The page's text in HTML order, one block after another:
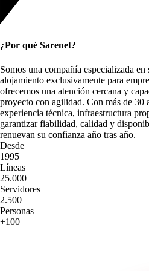
¿Por qué Sarenet?
Somos una compañía especializada
alojamiento exclusivamente para
ofrecemos una atención cercana y
proyecto con agilidad. Con más de 30
experiencia técnica, infraestructura
garantizar fiabilidad, calidad y
renuevan su confianza año tras año.
Desde
1995
Líneas
25.000
Servidores
2.500
Personas
+100